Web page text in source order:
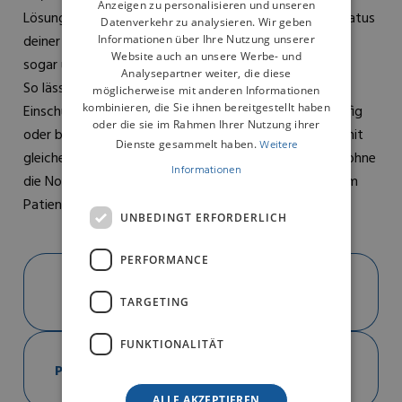
Lösung für deine klinischen Anforderungen, um den Status
deiner Patienten überall und jederzeit zu überwachen,
sogar unterwegs über mobile Geräte.
So lässt sich der Benevision N1- Monitor einfach als
Einschubmodul verwenden und deckt damit die im Käfig
oder beim Transport überwachten Parameter schon mit
gleichem Gerät ( also ohne Werteveränderungen und ohne
die Notwendigkeit Patientenkabel lösen und wieder am
Patienten befestigen zu müssen ) ab.
DOWNLOAD
BROCHURE_ENG_BENEVISIONN12-15 PDF
DOWNLOAD
PRODUKTSPEZIFIKATION_N17_N15_N12 PDF
(699.93KB)
Anzeigen zu personalisieren und unseren
Datenverkehr zu analysieren. Wir geben
Informationen über Ihre Nutzung unserer
Website auch an unsere Werbe- und
Analysepartner weiter, die diese
möglicherweise mit anderen Informationen
kombinieren, die Sie ihnen bereitgestellt haben
oder die sie im Rahmen Ihrer Nutzung ihrer
Dienste gesammelt haben.Weitere
Informationen
UNBEDINGT ERFORDERLICH
PERFORMANCE
TARGETING
FUNKTIONALITÄT